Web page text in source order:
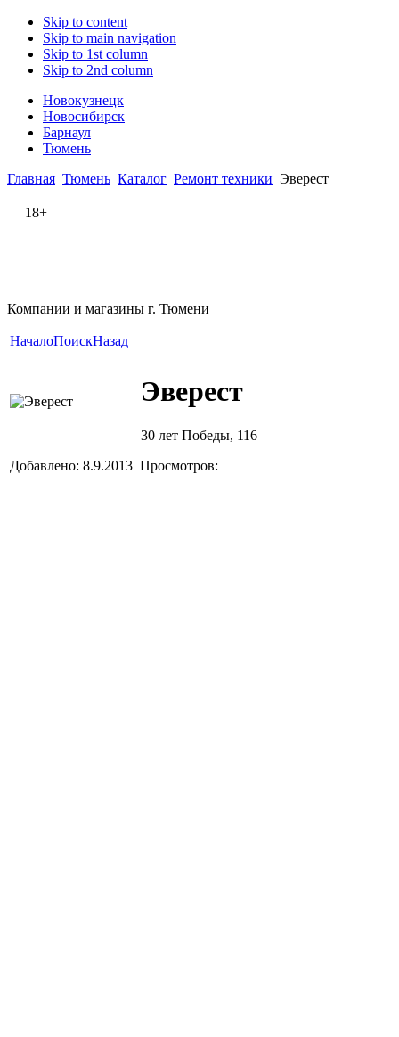
Skip to content
Skip to main navigation
Skip to 1st column
Skip to 2nd column
Новокузнецк
Новосибирск
Барнаул
Тюмень
Главная Тюмень Каталог Ремонт техники Эверест
18+
Компании и магазины г. Тюмени
НачалоПоискНазад
Эверест
30 лет Победы, 116
Добавлено: 8.9.2013 Просмотров: